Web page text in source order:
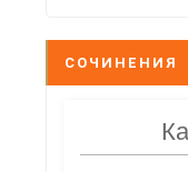
СОЧИНЕНИЯ